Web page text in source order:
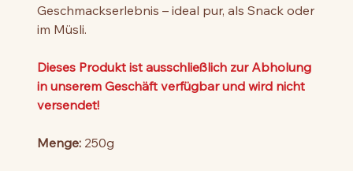
Geschmackserlebnis – ideal pur, als Snack oder
im Müsli.
Dieses Produkt ist ausschließlich zur Abholung
in unserem Geschäft verfügbar und wird nicht
versendet!
Menge: 250g